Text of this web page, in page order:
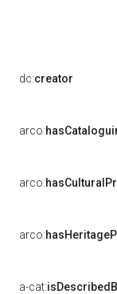
dc:creator
arco:
arco:
arco:
a-cat: